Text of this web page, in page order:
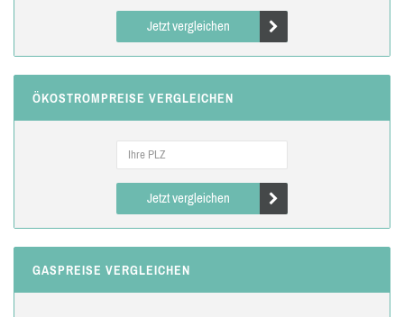
Jetzt vergleichen
ÖKOSTROMPREISE VERGLEICHEN
Jetzt vergleichen
GASPREISE VERGLEICHEN